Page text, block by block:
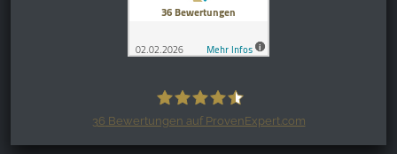
36 Bewertungen auf ProvenExpert.com